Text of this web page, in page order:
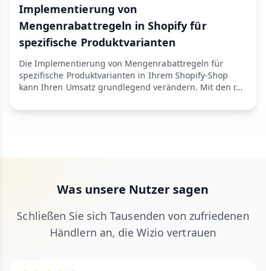
Implementierung von
Mengenrabattregeln in Shopify für
spezifische Produktvarianten
Die Implementierung von Mengenrabattregeln für
spezifische Produktvarianten in Ihrem Shopify-Shop
kann Ihren Umsatz grundlegend verändern. Mit den r...
Was unsere Nutzer sagen
Schließen Sie sich Tausenden von zufriedenen
Händlern an, die Wizio vertrauen